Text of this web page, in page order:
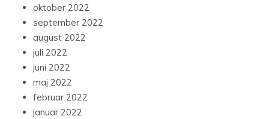
oktober 2022
september 2022
august 2022
juli 2022
juni 2022
maj 2022
februar 2022
januar 2022